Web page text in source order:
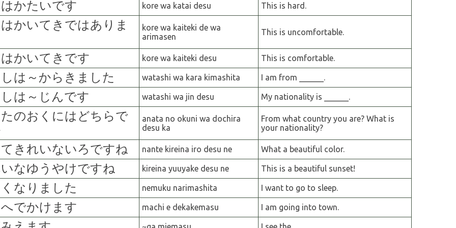
かたいです kore wa katai desu This is hard.
かいてきではありま
kore wa kaiteki de wa
arimasen
This is uncomfortable.
かいてきです kore wa kaiteki desu This is comfortable.
は ～からきました watashi wa kara kimashita I am from ______.
は ～じんです watashi wa jin desu My nationality is ______.
のおくにはどちらで
anata no okuni wa dochira
desu ka
From what country you are? What is
your nationality?
きれいないろですね nante kireina iro desu ne What a beautiful color.
なゆうやけですね kireina yuuyake desu ne This is a beautiful sunset!
なりました nemuku narimashita I want to go to sleep.
でかけます machi e dekakemasu I am going into town.